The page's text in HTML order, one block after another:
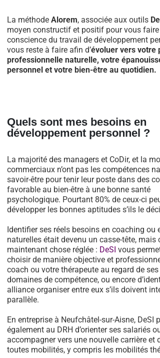
La méthode Alorem, associée aux outils
moyen constructif et positif pour vous faire
conscience du travail de développement
vous reste à faire afin d’évoluer vers votre
professionnelle naturelle, votre
personnel et votre bien-être au quotidien.
Quels sont mes besoins en
développement personnel ?
La majorité des managers et CoDir, et la
commerciaux n’ont pas les compétences
savoir-être pour tenir leur poste dans des
favorable au bien-être à une bonne santé
psychologique. Pourtant 80% de ceux-ci
développer les bonnes aptitudes s’ils le
Identifier ses réels besoins en coaching ou
naturelles était devenu un casse-tête, mais
maintenant chose réglée : DeSI vous
choisir de manière objective et
coach ou votre thérapeute au regard de ses
domaines de compétence, ou encore
alliance organiser entre eux s’ils doivent
parallèle.
En entreprise à Neufchâtel-sur-Aisne, DeSI
également au DRH d’orienter ses salariés
accompagner vers une nouvelle carrière et
toutes mobilités, y compris les mobilités